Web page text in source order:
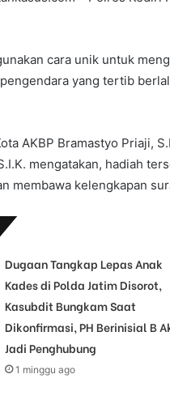
cara unik untuk
yang tertib
AKBP Bramastyo Priaji,
mengatakan, hadiah
membawa kelengkapan
Dugaan Tangkap Lepas Anak
Kades di Polda Jatim Disorot,
Kasubdit Bungkam Saat
Dikonfirmasi, PH Berinisial B
Jadi Penghubung
1 minggu ago